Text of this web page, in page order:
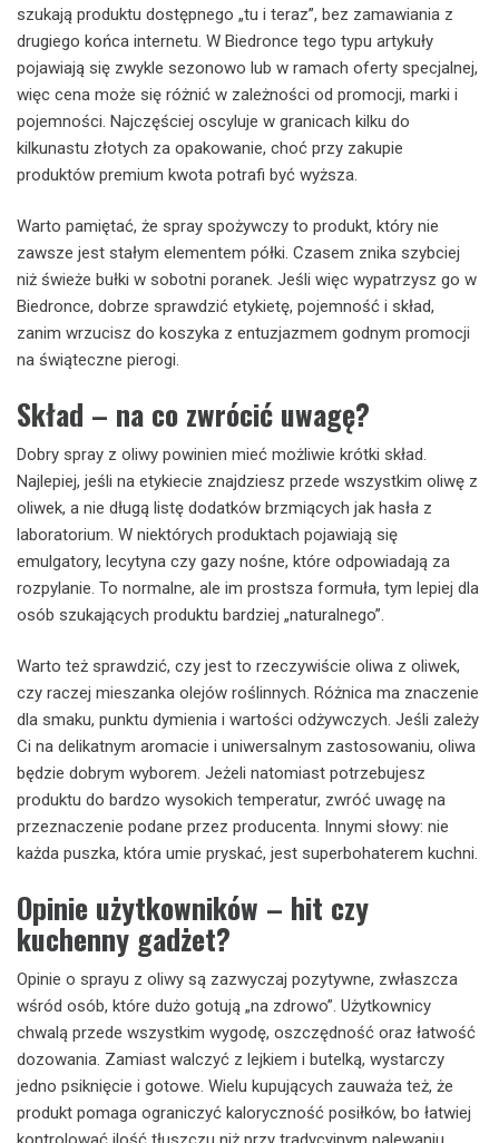
szukają produktu dostępnego „tu i teraz”, bez zamawiania z
drugiego końca internetu. W Biedronce tego typu artykuły
pojawiają się zwykle sezonowo lub w ramach oferty specjalnej,
więc cena może się różnić w zależności od promocji, marki i
pojemności. Najczęściej oscyluje w granicach kilku do
kilkunastu złotych za opakowanie, choć przy zakupie
produktów premium kwota potrafi być wyższa.
Warto pamiętać, że spray spożywczy to produkt, który nie
zawsze jest stałym elementem półki. Czasem znika szybciej
niż świeże bułki w sobotni poranek. Jeśli więc wypatrzysz go w
Biedronce, dobrze sprawdzić etykietę, pojemność i skład,
zanim wrzucisz do koszyka z entuzjazmem godnym promocji
na świąteczne pierogi.
Skład – na co zwrócić uwagę?
Dobry spray z oliwy powinien mieć możliwie krótki skład.
Najlepiej, jeśli na etykiecie znajdziesz przede wszystkim oliwę z
oliwek, a nie długą listę dodatków brzmiących jak hasła z
laboratorium. W niektórych produktach pojawiają się
emulgatory, lecytyna czy gazy nośne, które odpowiadają za
rozpylanie. To normalne, ale im prostsza formuła, tym lepiej dla
osób szukających produktu bardziej „naturalnego”.
Warto też sprawdzić, czy jest to rzeczywiście oliwa z oliwek,
czy raczej mieszanka olejów roślinnych. Różnica ma znaczenie
dla smaku, punktu dymienia i wartości odżywczych. Jeśli zależy
Ci na delikatnym aromacie i uniwersalnym zastosowaniu, oliwa
będzie dobrym wyborem. Jeżeli natomiast potrzebujesz
produktu do bardzo wysokich temperatur, zwróć uwagę na
przeznaczenie podane przez producenta. Innymi słowy: nie
każda puszka, która umie pryskać, jest superbohaterem kuchni.
Opinie użytkowników – hit czy
kuchenny gadżet?
Opinie o sprayu z oliwy są zazwyczaj pozytywne, zwłaszcza
wśród osób, które dużo gotują „na zdrowo”. Użytkownicy
chwalą przede wszystkim wygodę, oszczędność oraz łatwość
dozowania. Zamiast walczyć z lejkiem i butelką, wystarczy
jedno psiknięcie i gotowe. Wielu kupujących zauważa też, że
produkt pomaga ograniczyć kaloryczność posiłków, bo łatwiej